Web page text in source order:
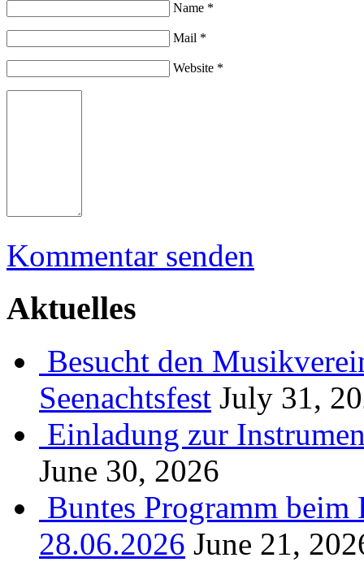
Name *
Mail *
Website *
Kommentar senden
Aktuelles
Besucht den
Seenachtsfest July 31,
Einladung zur
June 30, 2026
Buntes Programm
28.06.2026 June 21,